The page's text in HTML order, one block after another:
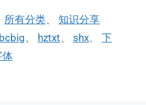
所有分类、知识分享
、 hztxt、shx、下
体